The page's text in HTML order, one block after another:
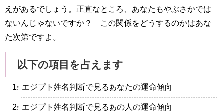
えがあるでしょう。正直なところ、あなたもやぶさかでは
ないんじゃないですか？ この関係をどうするのかはあな
た次第ですよ。
以下の項目を占えます
・エジプト姓名判断で見るあなたの運命傾向
・エジプト姓名判断で見るあの人の運命傾向